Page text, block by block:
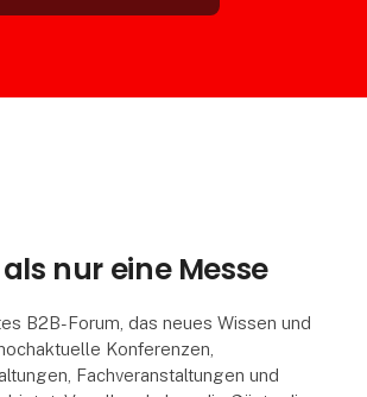
nur eine Messe
B2B-Forum, das neues Wissen und
Konferenzen,
Fachveranstaltungen und